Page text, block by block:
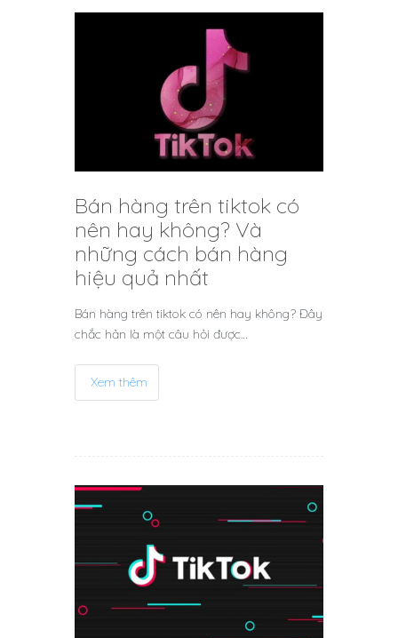
Bán hàng trên tiktok có
nên hay không? Và
những cách bán hàng
hiệu quả nhất
Bán hàng trên tiktok có nên hay không? Đây
chắc hản là một câu hỏi được…
Xem thêm